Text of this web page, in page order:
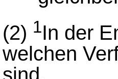
(2) 1In der
welchen